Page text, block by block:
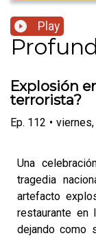
Play
Explosión
terrorista?
Ep. 112 •
Una
tragedia
artefacto
restaurante en
dejando como